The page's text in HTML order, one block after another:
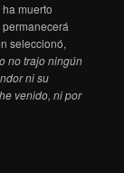
muerto
seleccionó,
no trajo ningún
ni su
venido, ni por